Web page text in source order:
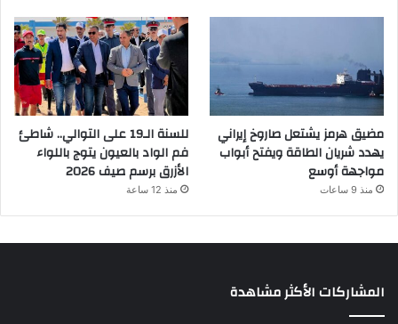
مضيق هرمز يشتعل صاروخ إيراني
يهدد شريان الطاقة ويفتح أبواب
مواجهة أوسع
منذ 9 ساعات
للسنة الـ19 على التوالي.. شاطئ
فم الواد بالعيون يتوج باللواء
الأزرق برسم صيف 2026
منذ 12 ساعة
المشاركات الأكثر مشاهدة